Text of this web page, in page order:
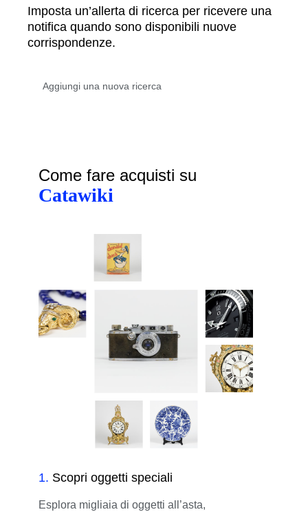
Imposta un’allerta di ricerca per ricevere una
notifica quando sono disponibili nuove
corrispondenze.
Come fare acquisti su
Catawiki
1. Scopri oggetti speciali
Esplora migliaia di oggetti all’asta,